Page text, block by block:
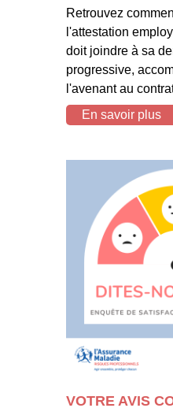
Retrouvez
l'attestation
doit joindre à sa
progressive,
l'avenant au
En savoir plus
VOTRE AVIS